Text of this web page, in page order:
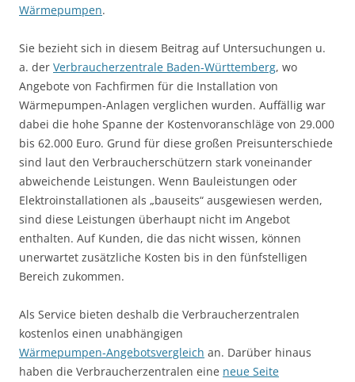
Wärmepumpen.
Sie bezieht sich in diesem Beitrag auf Untersuchungen u.
a. der Verbraucherzentrale Baden‑Württemberg, wo
Angebote von Fachfirmen für die Installation von
Wärmepumpen-Anlagen verglichen wurden. Auffällig war
dabei die hohe Spanne der Kostenvoranschläge von 29.000
bis 62.000 Euro. Grund für diese großen Preisunterschiede
sind laut den Verbraucherschützern stark voneinander
abweichende Leistungen. Wenn Bauleistungen oder
Elektroinstallationen als „bauseits“ ausgewiesen werden,
sind diese Leistungen überhaupt nicht im Angebot
enthalten. Auf Kunden, die das nicht wissen, können
unerwartet zusätzliche Kosten bis in den fünfstelligen
Bereich zukommen.
Als Service bieten deshalb die Verbraucherzentralen
kostenlos einen unabhängigen
Wärmepumpen‑Angebotsvergleich an. Darüber hinaus
haben die Verbraucherzentralen eine neue Seite